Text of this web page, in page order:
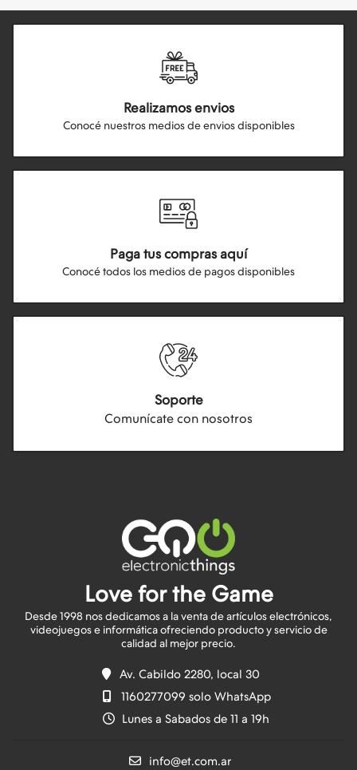
Realizamos envios
Conocé nuestros medios de envios disponibles
Paga tus compras aquí
Conocé todos los medios de pagos disponibles
Soporte
Comunícate con nosotros
Love for the Game
Desde 1998 nos dedicamos a la venta de artículos electrónicos,
videojuegos e informática ofreciendo producto y servicio de
Av. Cabildo 2280, local 30
1160277099 solo WhatsApp
Lunes a Sabados de 11 a 19h
info@et.com.ar